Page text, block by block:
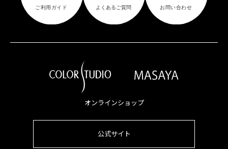
オンラインショップ
公式サイト